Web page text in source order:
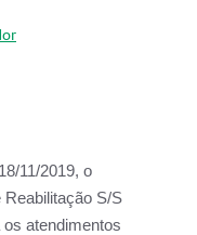
18/11/2019, o
S/S
atendimentos